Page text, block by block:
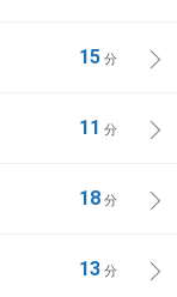
15分
11 分
18分
13分